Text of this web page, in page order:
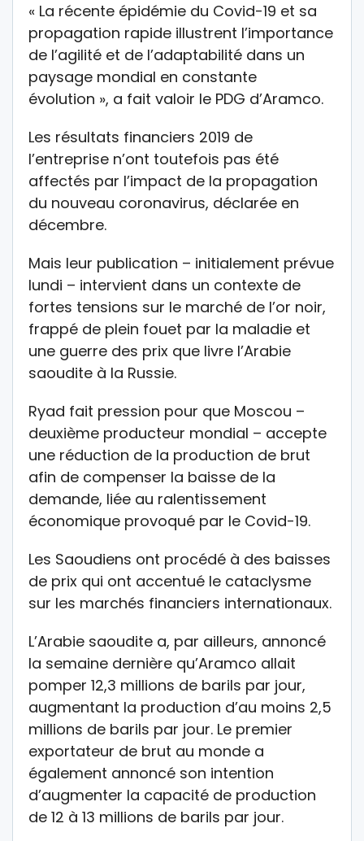
« La récente épidémie du Covid-19 et sa
propagation rapide illustrent l’importance
de l’agilité et de l’adaptabilité dans un
paysage mondial en constante
évolution », a fait valoir le PDG d’Aramco.
Les résultats financiers 2019 de
l’entreprise n’ont toutefois pas été
affectés par l’impact de la propagation
du nouveau coronavirus, déclarée en
décembre.
Mais leur publication – initialement prévue
lundi – intervient dans un contexte de
fortes tensions sur le marché de l’or noir,
frappé de plein fouet par la maladie et
une guerre des prix que livre l’Arabie
saoudite à la Russie.
Ryad fait pression pour que Moscou –
deuxième producteur mondial – accepte
une réduction de la production de brut
afin de compenser la baisse de la
demande, liée au ralentissement
économique provoqué par le Covid-19.
Les Saoudiens ont procédé à des baisses
de prix qui ont accentué le cataclysme
sur les marchés financiers internationaux.
L’Arabie saoudite a, par ailleurs, annoncé
la semaine dernière qu’Aramco allait
pomper 12,3 millions de barils par jour,
augmentant la production d’au moins 2,5
millions de barils par jour. Le premier
exportateur de brut au monde a
également annoncé son intention
d’augmenter la capacité de production
de 12 à 13 millions de barils par jour.